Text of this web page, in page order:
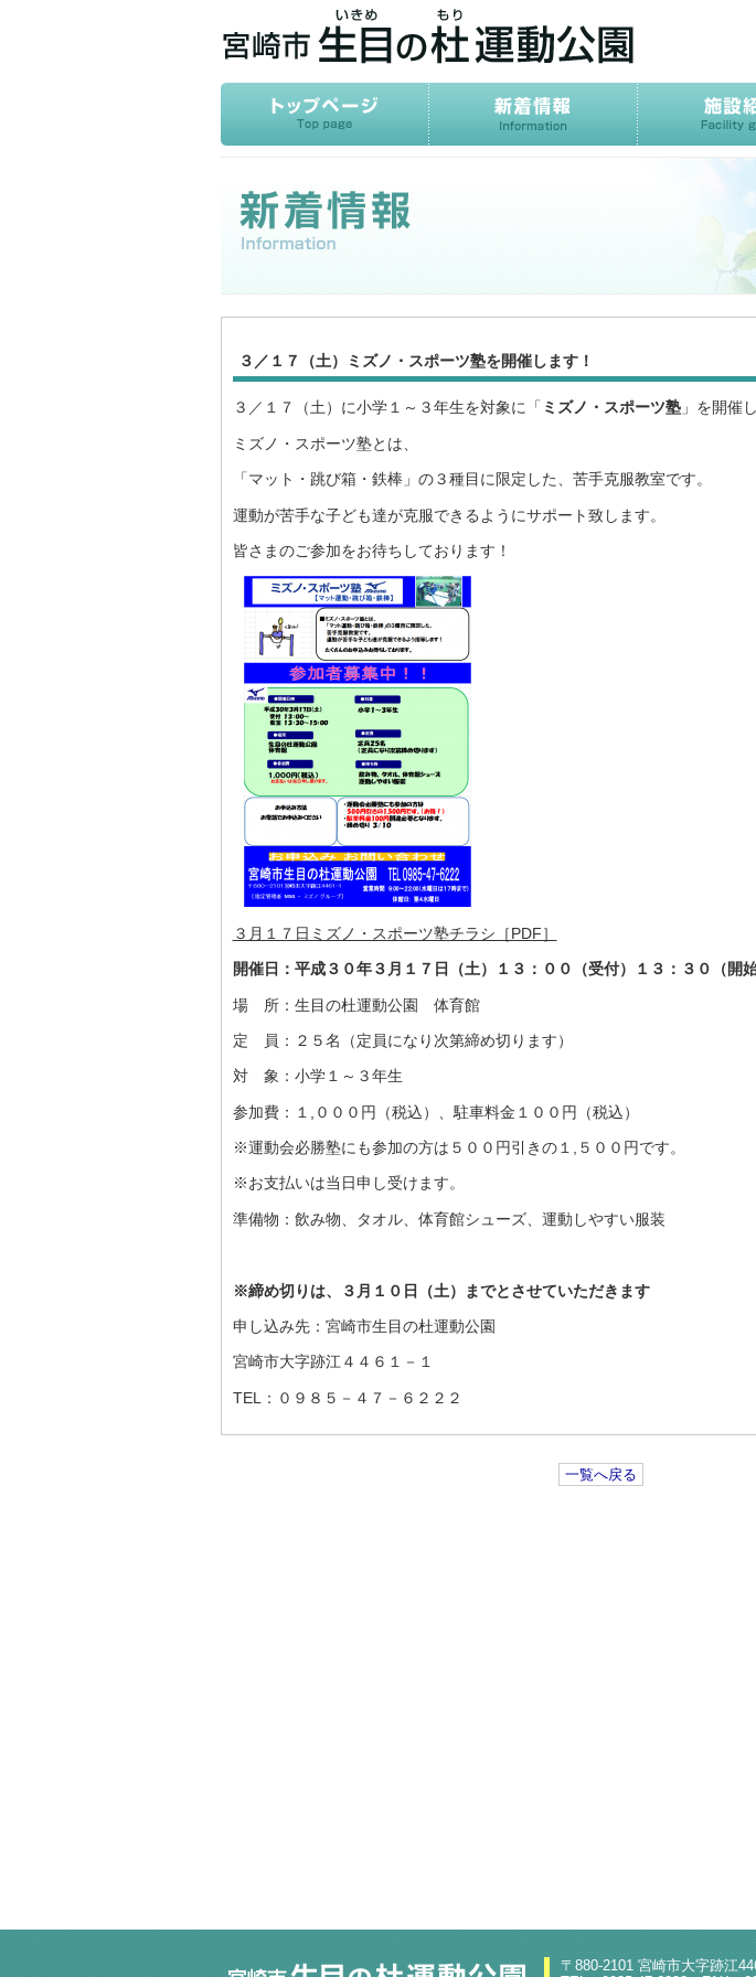
３／１７（土）ミズノ・スポーツ塾を開催します！
３／１７（土）に小学１～３年生を対象に「 ミズノ・スポーツ塾」を開催
ミズノ・スポーツ塾とは、
「マット・跳び箱・鉄棒」の３種目に限定した、苦手克服教室です。
運動が苦手な子ども達が克服できるようにサポート致します。
皆さまのご参加をお待ちしております！
３月１７日ミズノ・スポーツ塾チラシ［PDF］
開催日：平成３０年３月１７日（土）１３：００（受付）１３：３０（開
場 所：生目の杜運動公園 体育館
定 員：２５名（定員になり次第締め切ります）
対 象：小学１～３年生
参加費：１,０００円（税込）、駐車料金１００円（税込）
※運動会必勝塾にも参加の方は５００円引きの１,５００円です。
※お支払いは当日申し受けます。
準備物：飲み物、タオル、体育館シューズ、運動しやすい服装
※締め切りは、３月１０日（土）までとさせていただきます
申し込み先：宮崎市生目の杜運動公園
宮崎市大字跡江４４６１－１
TEL：０９８５－４７－６２２２
一覧へ戻る
〒880-2101 宮崎市大字跡江